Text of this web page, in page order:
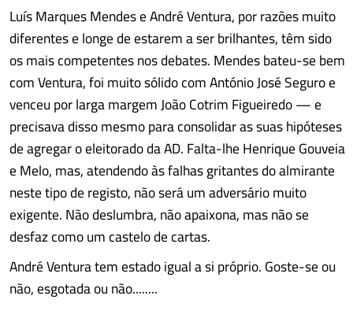
Luís Marques Mendes e André Ventura, por razões muito
diferentes e longe de estarem a ser brilhantes, têm sido
os mais competentes nos debates. Mendes bateu-se bem
com Ventura, foi muito sólido com António José Seguro e
venceu por larga margem João Cotrim Figueiredo — e
precisava disso mesmo para consolidar as suas hipóteses
de agregar o eleitorado da AD. Falta-lhe Henrique Gouveia
e Melo, mas, atendendo às falhas gritantes do almirante
neste tipo de registo, não será um adversário muito
exigente. Não deslumbra, não apaixona, mas não se
desfaz como um castelo de cartas.
André Ventura tem estado igual a si próprio. Goste-se ou
não, esgotada ou não........